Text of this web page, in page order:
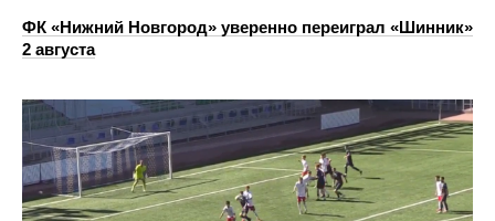
ФК «Нижний Новгород» уверенно переиграл «Шинник»
2 августа